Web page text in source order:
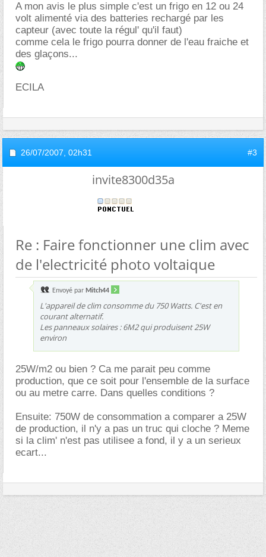
A mon avis le plus simple c'est un frigo en 12 ou 24
volt alimenté via des batteries rechargé par les
capteur (avec toute la régul' qu'il faut)
comme cela le frigo pourra donner de l'eau fraiche et
des glaçons...
ECILA
26/07/2007, 02h31 #3
invite8300d35a
Re : Faire fonctionner une clim avec
de l'electricité photo voltaique
Envoyé par Mitch44
L'appareil de clim consomme du 750 Watts. C'est en
courant alternatif.
Les panneaux solaires : 6M2 qui produisent 25W
environ
25W/m2 ou bien ? Ca me parait peu comme
production, que ce soit pour l'ensemble de la surface
ou au metre carre. Dans quelles conditions ?
Ensuite: 750W de consommation a comparer a 25W
de production, il n'y a pas un truc qui cloche ? Meme
si la clim' n'est pas utilisee a fond, il y a un serieux
ecart...